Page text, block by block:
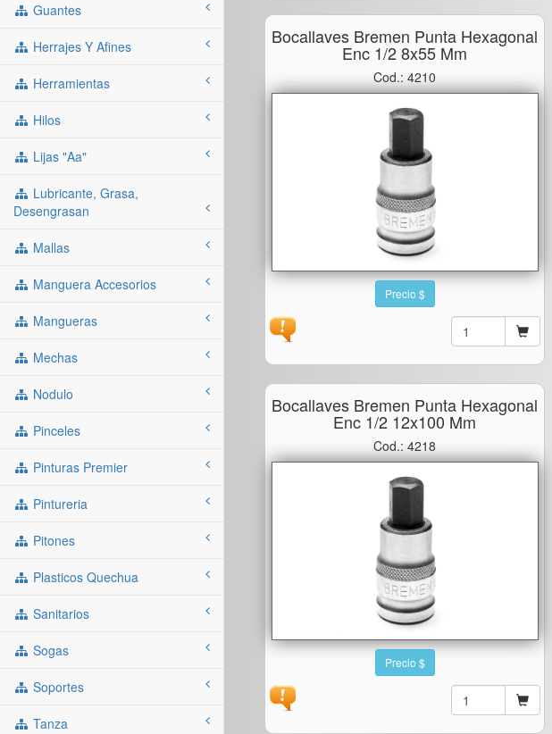
Guantes
Herrajes Y Afines
Herramientas
Hilos
Lijas "aa"
Lubricante, Grasa,
Desengrasan
Mallas
Manguera Accesorios
Mangueras
Mechas
Nodulo
Pinceles
Pinturas Premier
Pintureria
Pitones
Plasticos Quechua
Sanitarios
Sogas
Soportes
Tanza
Bocallaves Bremen Punta Hexagonal
Enc 1/2 8x55 Mm
Cod.: 4210
Precio $
Bocallaves Bremen Punta Hexagonal
Enc 1/2 12x100 Mm
Cod.: 4218
Precio $